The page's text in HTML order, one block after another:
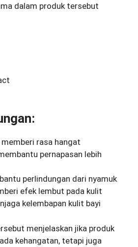
dalam produk tersebut
memberi rasa hangat
pernapasan lebih
perlindungan dari nyamuk
efek lembut pada kulit
kelembapan kulit bayi
menjelaskan jika produk
kehangatan, tetapi juga